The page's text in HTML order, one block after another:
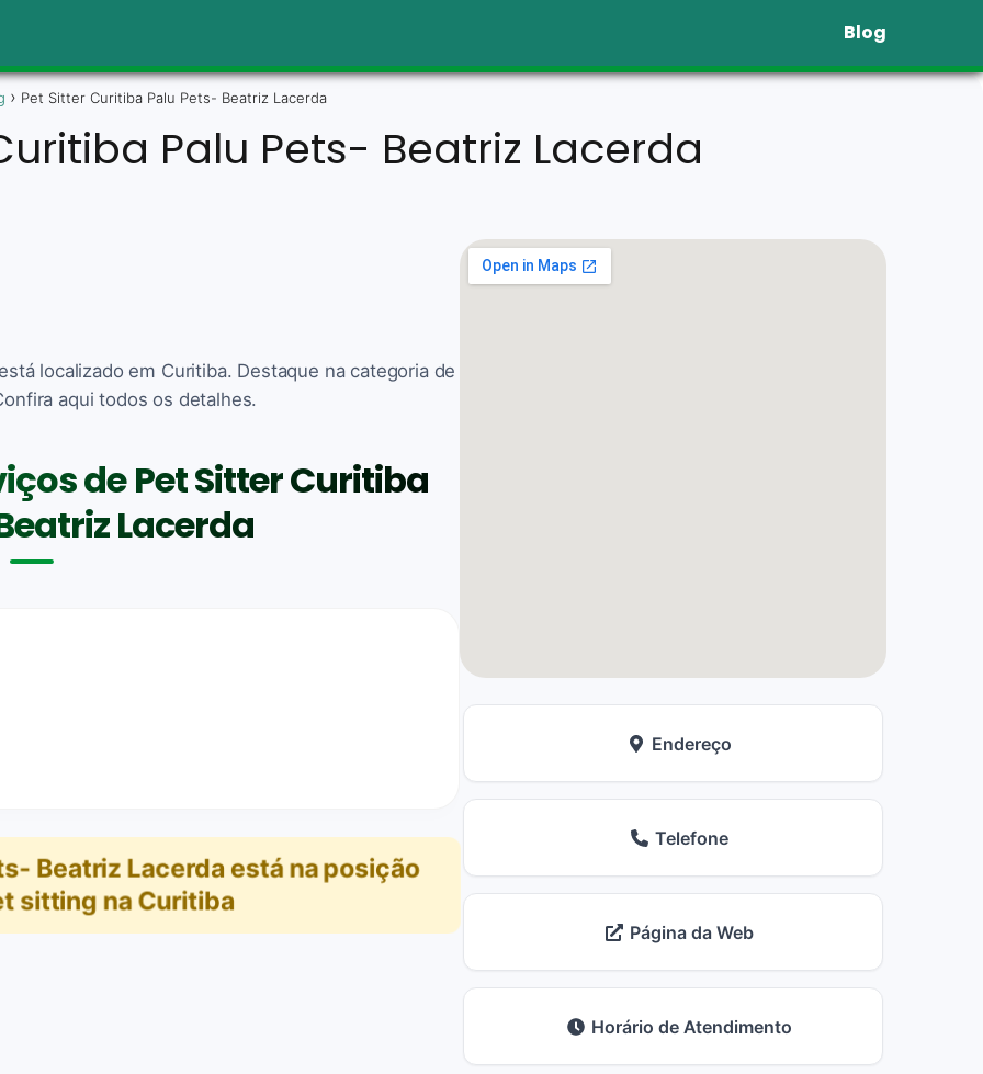
Blog
Pet Sitter Curitiba Palu Pets- Beatriz Lacerda
Palu Pets- Beatriz Lacerda
localizado em Curitiba. Destaque na categoria de
aqui todos os detalhes.
de Pet Sitter Curitiba
Lacerda
Beatriz Lacerda está na posição
sitting na Curitiba
Endereço
Telefone
Página da Web
Horário de Atendimento